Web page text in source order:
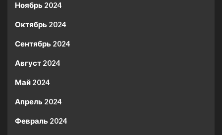
Ноябрь 2024
Октябрь 2024
Сентябрь 2024
Август 2024
Май 2024
Апрель 2024
Февраль 2024